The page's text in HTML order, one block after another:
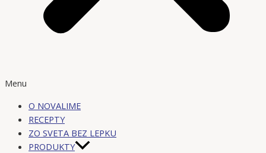
Menu
O NOVALIME
RECEPTY
ZO SVETA BEZ LEPKU
PRODUKTY